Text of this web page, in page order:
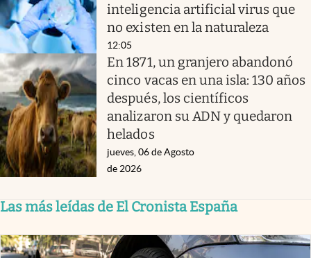
inteligencia artificial virus que
no existen en la naturaleza
12:05
En 1871, un granjero abandonó
cinco vacas en una isla: 130 años
después, los científicos
analizaron su ADN y quedaron
helados
jueves, 06 de Agosto
de 2026
Las más leídas de El Cronista España